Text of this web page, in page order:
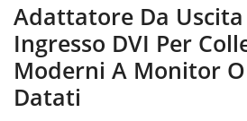
Adattatore Da
Ingresso DVI Per
Moderni A Monitor
Datati